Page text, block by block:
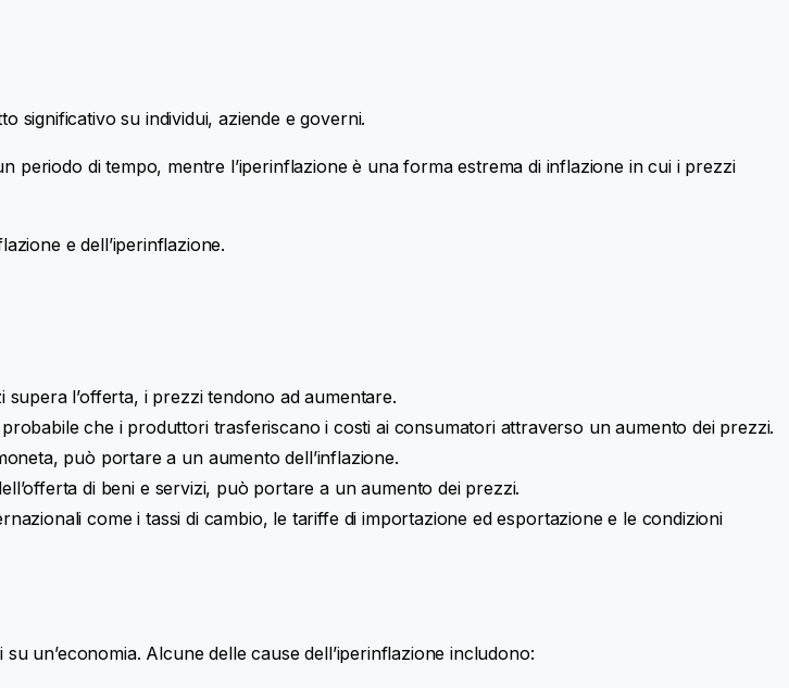
significativo su individui, aziende e governi.
periodo di tempo, mentre l’iperinflazione è una forma estrema di inflazione in cui i prezzi
e dell’iperinflazione.
l’offerta, i prezzi tendono ad aumentare.
che i produttori trasferiscano i costi ai consumatori attraverso un aumento dei prezzi.
può portare a un aumento dell’inflazione.
di beni e servizi, può portare a un aumento dei prezzi.
come i tassi di cambio, le tariffe di importazione ed esportazione e le condizioni
un’economia. Alcune delle cause dell’iperinflazione includono: